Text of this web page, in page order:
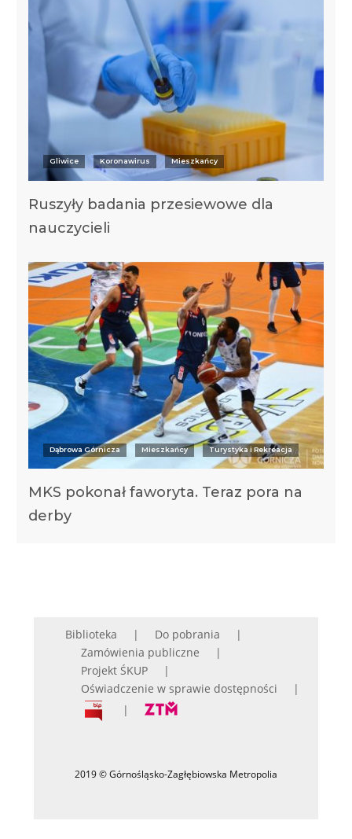
Gliwice Koronawirus Mieszkańcy
Ruszyły badania przesiewowe dla
nauczycieli
Dąbrowa Górnicza Mieszkańcy Turystyka i Rekreacja
MKS pokonał faworyta. Teraz pora na
derby
Biblioteka
Do pobrania
Zamówienia publiczne
Projekt ŚKUP
Oświadczenie w sprawie dostępności
2019 © Górnośląsko-Zagłębiowska Metropolia